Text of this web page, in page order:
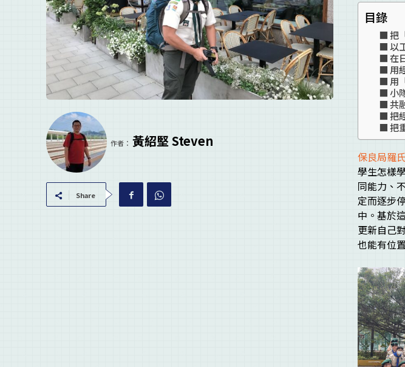
作者： 黃紹堅 Steven
Share
目錄
把
以
在
用
用
小
共
把
把
保良局羅
學生怎樣
同能力、
定而逐步
中。基於
更新自己
也能有位